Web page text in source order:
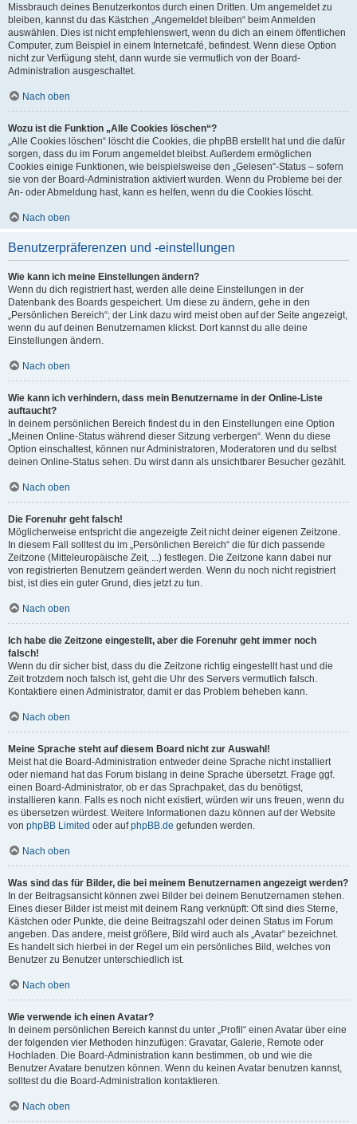
Missbrauch deines Benutzerkontos durch einen Dritten. Um angemeldet zu
bleiben, kannst du das Kästchen „Angemeldet bleiben“ beim Anmelden
auswählen. Dies ist nicht empfehlenswert, wenn du dich an einem öffentlichen
Computer, zum Beispiel in einem Internetcafé, befindest. Wenn diese Option
nicht zur Verfügung steht, dann wurde sie vermutlich von der Board-
Administration ausgeschaltet.
Nach oben
Wozu ist die Funktion „Alle Cookies löschen“?
„Alle Cookies löschen“ löscht die Cookies, die phpBB erstellt hat und die dafür
sorgen, dass du im Forum angemeldet bleibst. Außerdem ermöglichen
Cookies einige Funktionen, wie beispielsweise den „Gelesen“-Status – sofern
sie von der Board-Administration aktiviert wurden. Wenn du Probleme bei der
An- oder Abmeldung hast, kann es helfen, wenn du die Cookies löscht.
Nach oben
Benutzerpräferenzen und -einstellungen
Wie kann ich meine Einstellungen ändern?
Wenn du dich registriert hast, werden alle deine Einstellungen in der
Datenbank des Boards gespeichert. Um diese zu ändern, gehe in den
„Persönlichen Bereich“; der Link dazu wird meist oben auf der Seite angezeigt,
wenn du auf deinen Benutzernamen klickst. Dort kannst du alle deine
Einstellungen ändern.
Nach oben
Wie kann ich verhindern, dass mein Benutzername in der Online-Liste
auftaucht?
In deinem persönlichen Bereich findest du in den Einstellungen eine Option
„Meinen Online-Status während dieser Sitzung verbergen“. Wenn du diese
Option einschaltest, können nur Administratoren, Moderatoren und du selbst
deinen Online-Status sehen. Du wirst dann als unsichtbarer Besucher gezählt.
Nach oben
Die Forenuhr geht falsch!
Möglicherweise entspricht die angezeigte Zeit nicht deiner eigenen Zeitzone.
In diesem Fall solltest du im „Persönlichen Bereich“ die für dich passende
Zeitzone (Mitteleuropäische Zeit, ...) festlegen. Die Zeitzone kann dabei nur
von registrierten Benutzern geändert werden. Wenn du noch nicht registriert
bist, ist dies ein guter Grund, dies jetzt zu tun.
Nach oben
Ich habe die Zeitzone eingestellt, aber die Forenuhr geht immer noch
falsch!
Wenn du dir sicher bist, dass du die Zeitzone richtig eingestellt hast und die
Zeit trotzdem noch falsch ist, geht die Uhr des Servers vermutlich falsch.
Kontaktiere einen Administrator, damit er das Problem beheben kann.
Nach oben
Meine Sprache steht auf diesem Board nicht zur Auswahl!
Meist hat die Board-Administration entweder deine Sprache nicht installiert
oder niemand hat das Forum bislang in deine Sprache übersetzt. Frage ggf.
einen Board-Administrator, ob er das Sprachpaket, das du benötigst,
installieren kann. Falls es noch nicht existiert, würden wir uns freuen, wenn du
es übersetzen würdest. Weitere Informationen dazu können auf der Website
von phpBB Limited oder aufphpBB.de gefunden werden.
Nach oben
Was sind das für Bilder, die bei meinem Benutzernamen angezeigt werden?
In der Beitragsansicht können zwei Bilder bei deinem Benutzernamen stehen.
Eines dieser Bilder ist meist mit deinem Rang verknüpft: Oft sind dies Sterne,
Kästchen oder Punkte, die deine Beitragszahl oder deinen Status im Forum
angeben. Das andere, meist größere, Bild wird auch als „Avatar“ bezeichnet.
Es handelt sich hierbei in der Regel um ein persönliches Bild, welches von
Benutzer zu Benutzer unterschiedlich ist.
Nach oben
Wie verwende ich einen Avatar?
In deinem persönlichen Bereich kannst du unter „Profil“ einen Avatar über eine
der folgenden vier Methoden hinzufügen: Gravatar, Galerie, Remote oder
Hochladen. Die Board-Administration kann bestimmen, ob und wie die
Benutzer Avatare benutzen können. Wenn du keinen Avatar benutzen kannst,
solltest du die Board-Administration kontaktieren.
Nach oben